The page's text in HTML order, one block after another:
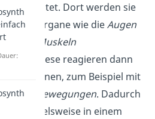
Dort werden sie
andere Organe wie dieAugen
Muskeln
Diese reagieren dann
zum Beispiel mit
Augenbewegungen. Dadurch
wir beispielsweise in einem